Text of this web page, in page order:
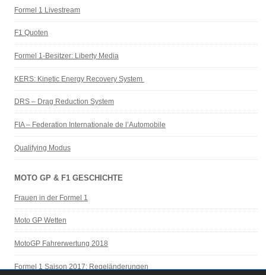
Formel 1 Livestream
F1 Quoten
Formel 1-Besitzer: Liberty Media
KERS: Kinetic Energy Recovery System
DRS – Drag Reduction System
FIA – Federation Internationale de l’Automobile
Qualifying Modus
MOTO GP & F1 GESCHICHTE
Frauen in der Formel 1
Moto GP Wetten
MotoGP Fahrerwertung 2018
Formel 1 Saison 2017: Regeländerungen